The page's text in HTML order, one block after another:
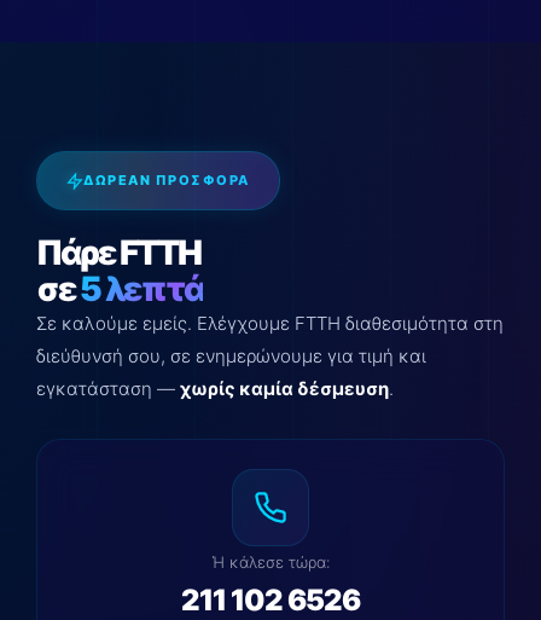
ΔΩΡΕΑΝ ΠΡΟΣΦΟΡΑ
Πάρε FTTH
σε5 λεπτά
Σε καλούμε εμείς. Ελέγχουμε FTTH διαθεσιμότητα στη
διεύθυνσή σου, σε ενημερώνουμε για τιμή και
εγκατάσταση — χωρίς καμία δέσμευση.
Ή κάλεσε τώρα:
211 102 6526